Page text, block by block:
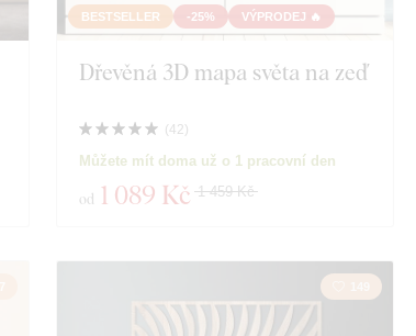
BESTSELLER -25% VÝPRODEJ 🔥
Dřevěná 3D mapa světa na zeď
(42)
Můžete mít doma už o 1 pracovní den
od 1 089 Kč 1 459 Kč